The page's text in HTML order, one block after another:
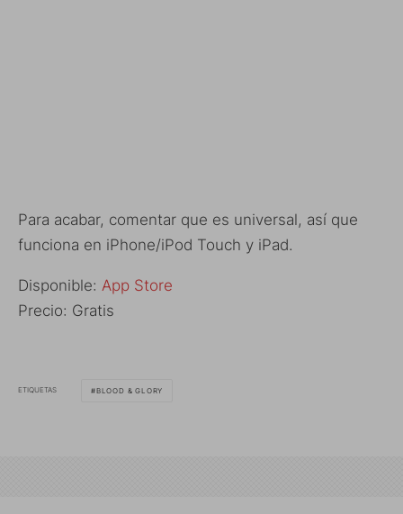
Para acabar, comentar que es universal, así que
funciona en iPhone/iPod Touch y iPad.
Disponible: App Store
Precio: Gratis
ETIQUETAS BLOOD & GLORY